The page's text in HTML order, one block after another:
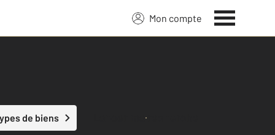
Mon compte
de biens Lancer ma recherche